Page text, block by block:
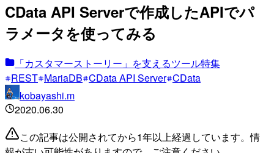
CData API Serverで作成したAPIでパ
ラメータを使ってみる
「カスタマーストーリー」を支えるツール特集
REST MariaDB CData API Server CData
kobayashi.m
2020.06.30
この記事は公開されてから1年以上経過しています。情